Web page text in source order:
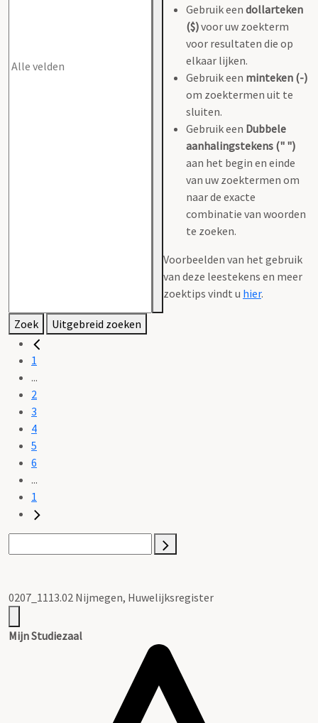
Gebruik een dollarteken
($)voor uw zoekterm
voor resultaten die op
elkaar lijken.
Gebruik een minteken (-)
om zoektermen uit te
sluiten.
Gebruik een Dubbele
aanhalingstekens (" ")
aan het begin en einde
van uw zoektermen om
naar de exacte
combinatie van woorden
te zoeken.
Voorbeelden van het gebruik
van deze leestekens en meer
zoektips vindt u hier.
Zoek Uitgebreid zoeken
1
...
2
3
4
5
6
...
1
0207_1113.02 Nijmegen, Huwelijksregister
Mijn Studiezaal